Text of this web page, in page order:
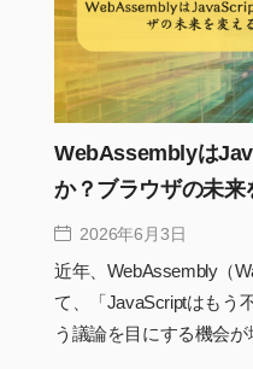
役割について解説します
WebAssemblyは
か？ブラウザの未来
割 2026年6月3日
近年、WebAssembly（
て、「JavaScriptはもう
う議論を目にする機会